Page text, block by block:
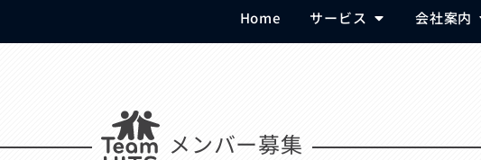
Home サービス 会社案内
メンバー募集